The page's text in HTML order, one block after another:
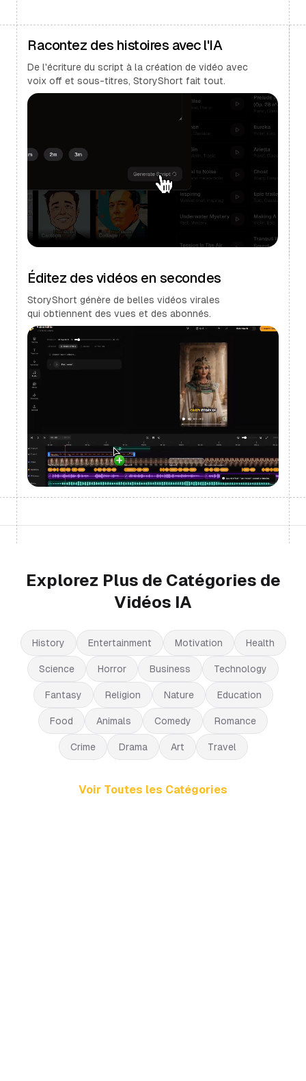
Racontez des histoires avec l'IA
De l'écriture du script à la création de vidéo avec
voix off et sous-titres, StoryShort fait tout.
Éditez des vidéos en secondes
StoryShort génère de belles vidéos virales
qui obtiennent des vues et des abonnés.
Explorez Plus de Catégories de
Vidéos IA
History Entertainment Motivation Health
Science Horror Business Technology
Fantasy Religion Nature Education
Food Animals Comedy Romance
Crime Drama Art Travel
Voir Toutes les Catégories